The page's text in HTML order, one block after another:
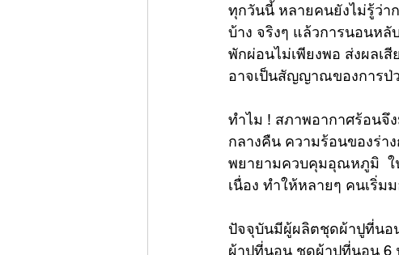
ทุกวันนี้ หลายคนยังไม่รู้ว่า
บ้าง จริงๆ แล้วการนอนห
พักผ่อนไม่เพียงพอ ส่งผลเ
อาจเป็นสัญญาณของการป่
ทำไม ! สภาพอากาศร้อนจึ
กลางคืน ความร้อนของร่า
พยายามควบคุมอุณหภูมิ  ใ
เนื่อง ทำให้หลายๆ คนเริ่
ปัจจุบันมีผู้ผลิตชุดผ้าปูที่นอ
ผ้าปูที่นอน ชุดผ้าปูที่นอน 6